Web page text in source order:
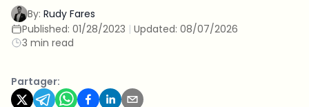
By: Rudy Fares
Published: 01/28/2023 | Updated: 08/07/2026
3 min read
Partager: